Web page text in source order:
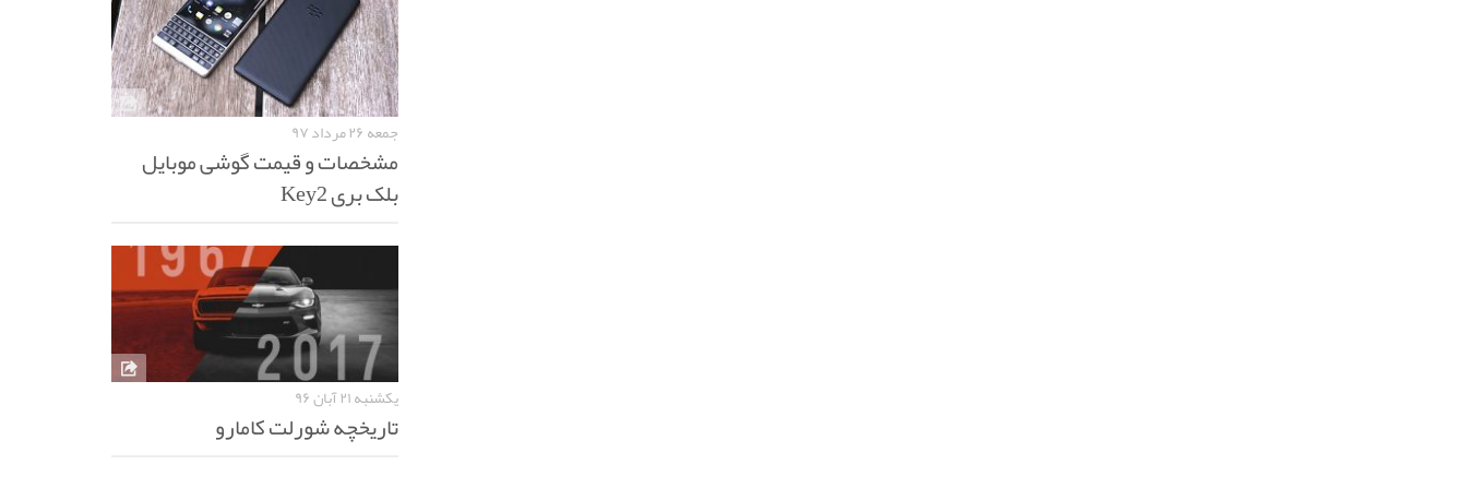
جمعه ۲۶ مرداد ۹۷
مشخصات و قیمت گوشی موبایل
بلک بری Key2
یکشنبه ۲۱ آبان ۹۶
تاریخچه شورلت کامارو